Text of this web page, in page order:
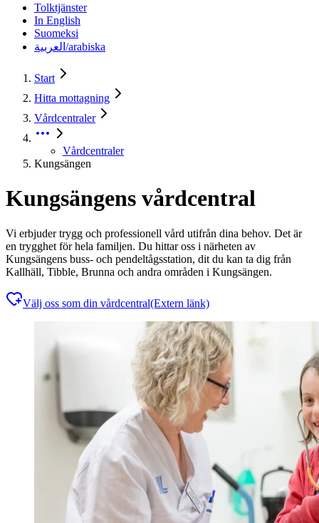
Tolktjänster
In English
Suomeksi
العربية/arabiska
Start
Hitta mottagning
Vårdcentraler
Vårdcentraler
Kungsängen
Kungsängens vårdcentral
Vi erbjuder trygg och professionell vård utifrån dina behov. Det är
en trygghet för hela familjen. Du hittar oss i närheten av
Kungsängens buss- och pendeltågsstation, dit du kan ta dig från
Kallhäll, Tibble, Brunna och andra områden i Kungsängen.
Välj oss som din vårdcentral(Extern länk)